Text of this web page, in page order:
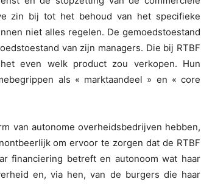
zin bij tot het behoud van het specifieke
niet alles regelen. De gemoedstoestand
van zijn managers. Die bij RTBF
even welk product zou verkopen. Hun
als « marktaandeel » en « core
van autonome overheidsbedrijven hebben,
om ervoor te zorgen dat de RTBF
financiering betreft en autonoom wat haar
en, via hen, van de burgers die haar